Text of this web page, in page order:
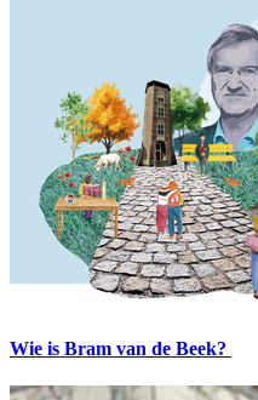
Wie is Bram van de Beek?